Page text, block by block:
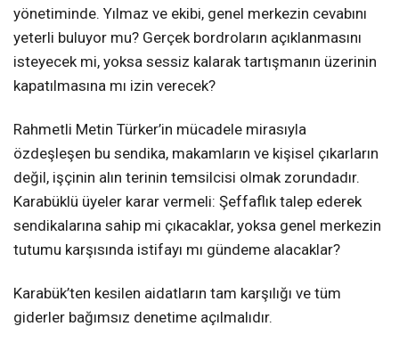
yönetiminde. Yılmaz ve ekibi, genel merkezin cevabını
yeterli buluyor mu? Gerçek bordroların açıklanmasını
isteyecek mi, yoksa sessiz kalarak tartışmanın üzerinin
kapatılmasına mı izin verecek?
Rahmetli Metin Türker’in mücadele mirasıyla
özdeşleşen bu sendika, makamların ve kişisel çıkarların
değil, işçinin alın terinin temsilcisi olmak zorundadır.
Karabüklü üyeler karar vermeli: Şeffaflık talep ederek
sendikalarına sahip mi çıkacaklar, yoksa genel merkezin
tutumu karşısında istifayı mı gündeme alacaklar?
Karabük’ten kesilen aidatların tam karşılığı ve tüm
giderler bağımsız denetime açılmalıdır.